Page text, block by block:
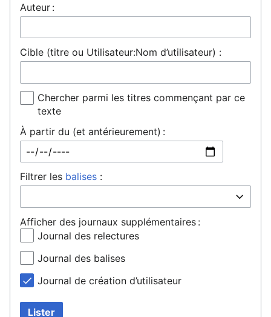
Auteur :
Cible (titre ou Utilisateur:Nom d’utilisateur) :
Chercher parmi les titres commençant par ce
texte
À partir du (et antérieurement) :
Filtrer les balises :
Afficher des journaux supplémentaires :
Journal des relectures
Journal des balises
Journal de création d’utilisateur
Lister